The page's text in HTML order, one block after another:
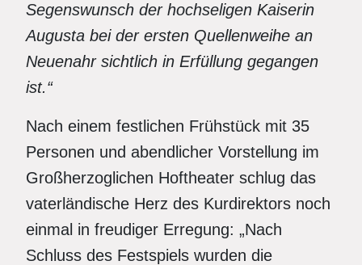
Segenswunsch der hochseligen Kaiserin
Augusta bei der ersten Quellenweihe an
Neuenahr sichtlich in Erfüllung gegangen
ist.“
Nach einem festlichen Frühstück mit 35
Personen und abendlicher Vorstellung im
Großherzoglichen Hoftheater schlug das
vaterländische Herz des Kurdirektors noch
einmal in freudiger Erregung: „Nach
Schluss des Festspiels wurden die